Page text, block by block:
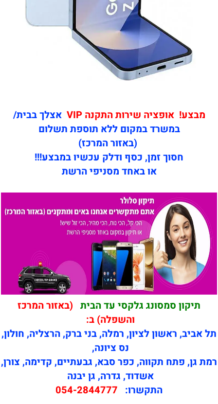
מבצע! אופציה שירות התקנה VIP
אצלך בבית/
במשרד במקום ללא תוספת תשלום
(באזור המרכז)
חסוך זמן, כסף ודלק עכשיו במבצע!!!
או באחד מסניפי הרשת
תיקון סמסונג גלקסי עד הבית (באזור המרכז
והשפלה) ב:
תל אביב, ראשון לציון, רמלה, בני ברק, הרצליה, חולון,
נס ציונה,
רמת גן, פתח תקווה, כפר סבא, גבעתיים, קדימה, צורן,
אשדוד, גדרה, גן יבנה
התקשרו: 054-2844777